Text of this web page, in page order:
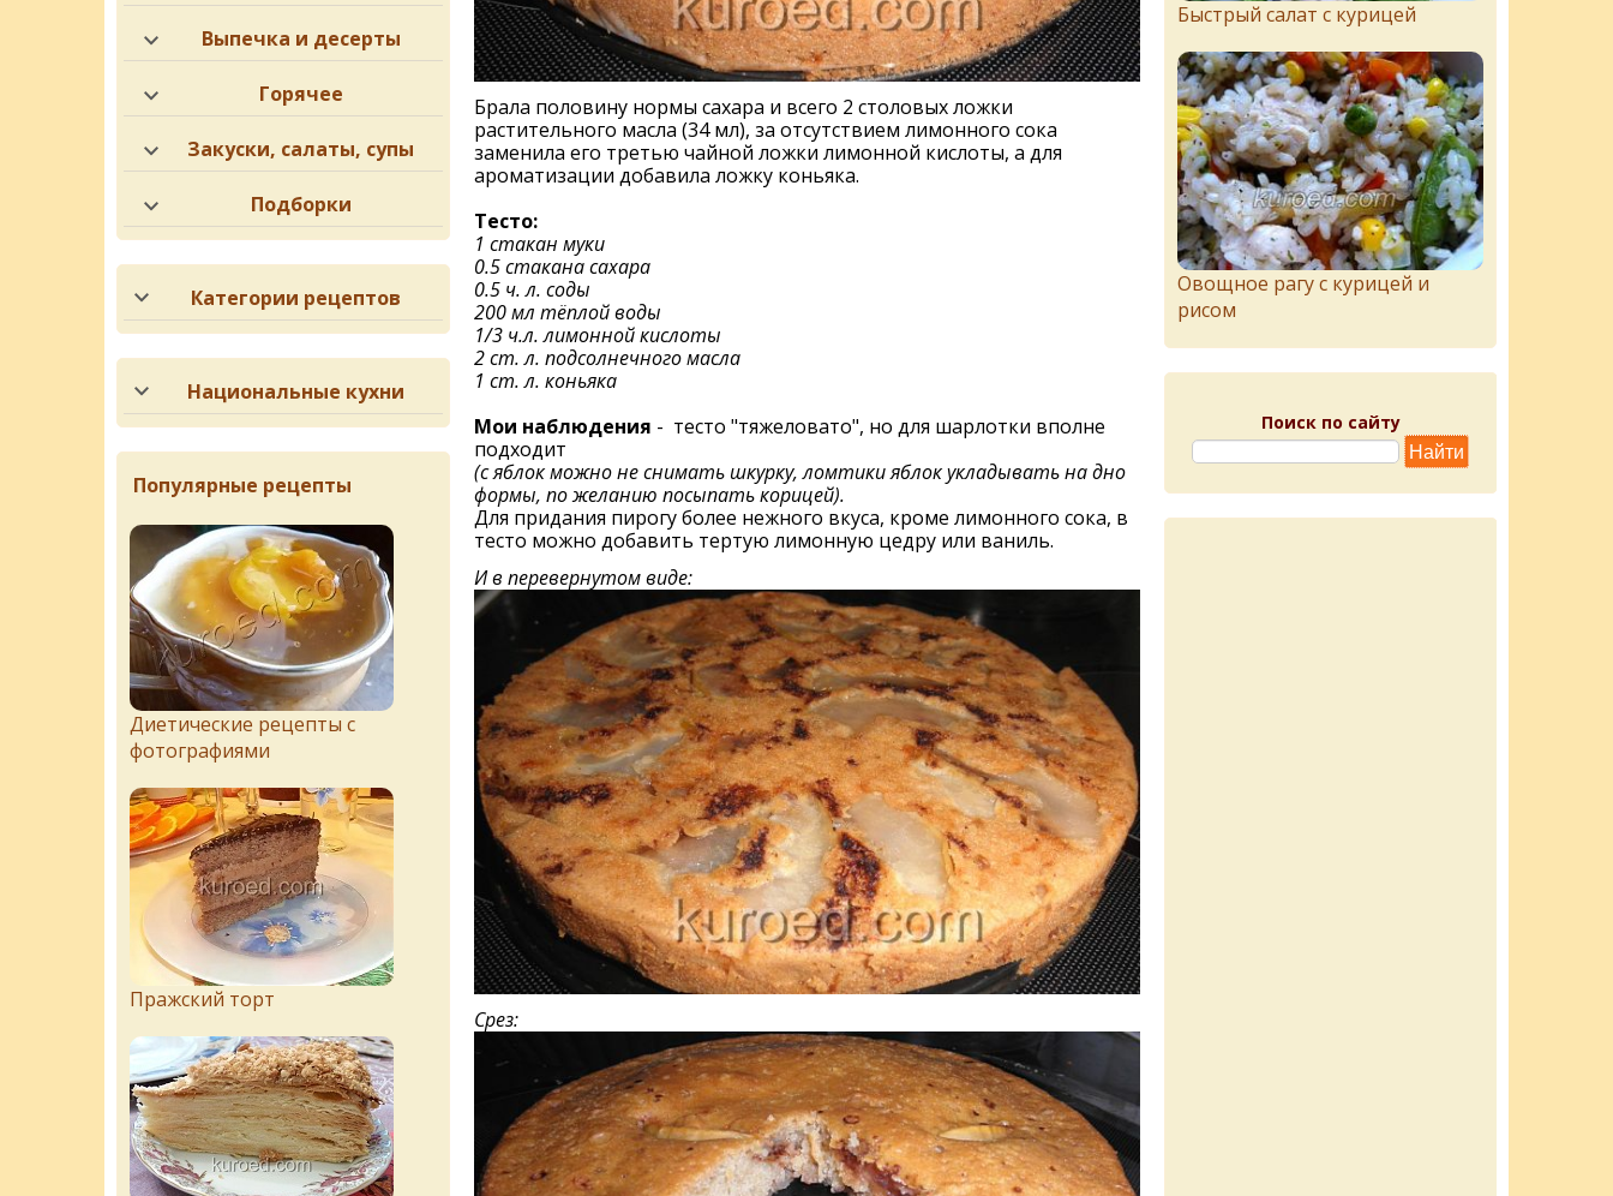
Брала половину нормы сахара и всего 2 столовых ложки
растительного масла (34 мл), за отсутствием лимонного сока
заменила его третью чайной ложки лимонной кислоты, а для
ароматизации добавила ложку коньяка.
Тесто:
1 стакан муки
0.5 стакана сахара
0.5 ч. л. соды
200 мл тёплой воды
1/3 ч.л. лимонной кислоты
2 ст. л. подсолнечного масла
1 ст. л. коньяка
Мои наблюдения - тесто "тяжеловато", но для шарлотки вполне
подходит
(с яблок можно не снимать шкурку, ломтики яблок укладывать на дно
формы, по желанию посыпать корицей).
Для придания пирогу более нежного вкуса, кроме лимонного сока, в
тесто можно добавить тертую лимонную цедру или ваниль.
И в перевернутом виде:
Срез:
Выпечка и десерты
Горячее
Закуски, салаты, супы
Подборки
Категории рецептов
Национальные кухни
Популярные рецепты
Диетические рецепты с
фотографиями
Пражский торт
Быстрый салат с курицей
Овощное рагу с курицей и
рисом
Поиск по сайту